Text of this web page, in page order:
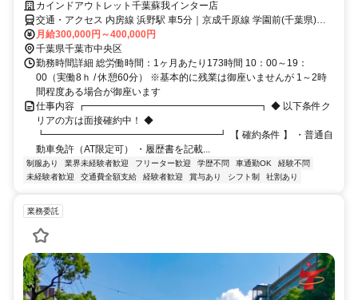
カインドアウトレット千葉蘇我インター店
交通・アクセス 内房線 浜野駅 車5分｜京成千原線 学園前(千葉県)駅
車5分｜京葉道路蘇我インター降りて5分
月給300,000円～400,000円
千葉県千葉市中央区
勤務時間詳細 総労働時間：1ヶ月あたり173時間 10：00～19：
00（実働8ｈ / 休憩60分） ※基本的に残業は御座いませんが 1～2時
間程度ある場合が御座います
仕事内容 ┏━━━━━━━━━━━━━━━━━━┓ ◆ 以下条件ク
リアの方は面接確約中！ ◆
┗━━━━━━━━━━━━━━━━━━┛ 【 確約条件 】 ・普通自
動車免許（AT限定可） ・履歴書を記載...
制服あり 業界未経験者歓迎 フリーター歓迎 学歴不問 車通勤OK
経験不問
未経験者歓迎
交通費全額支給 経験者歓迎 賞与あり シフト制 社割あり
業務委託